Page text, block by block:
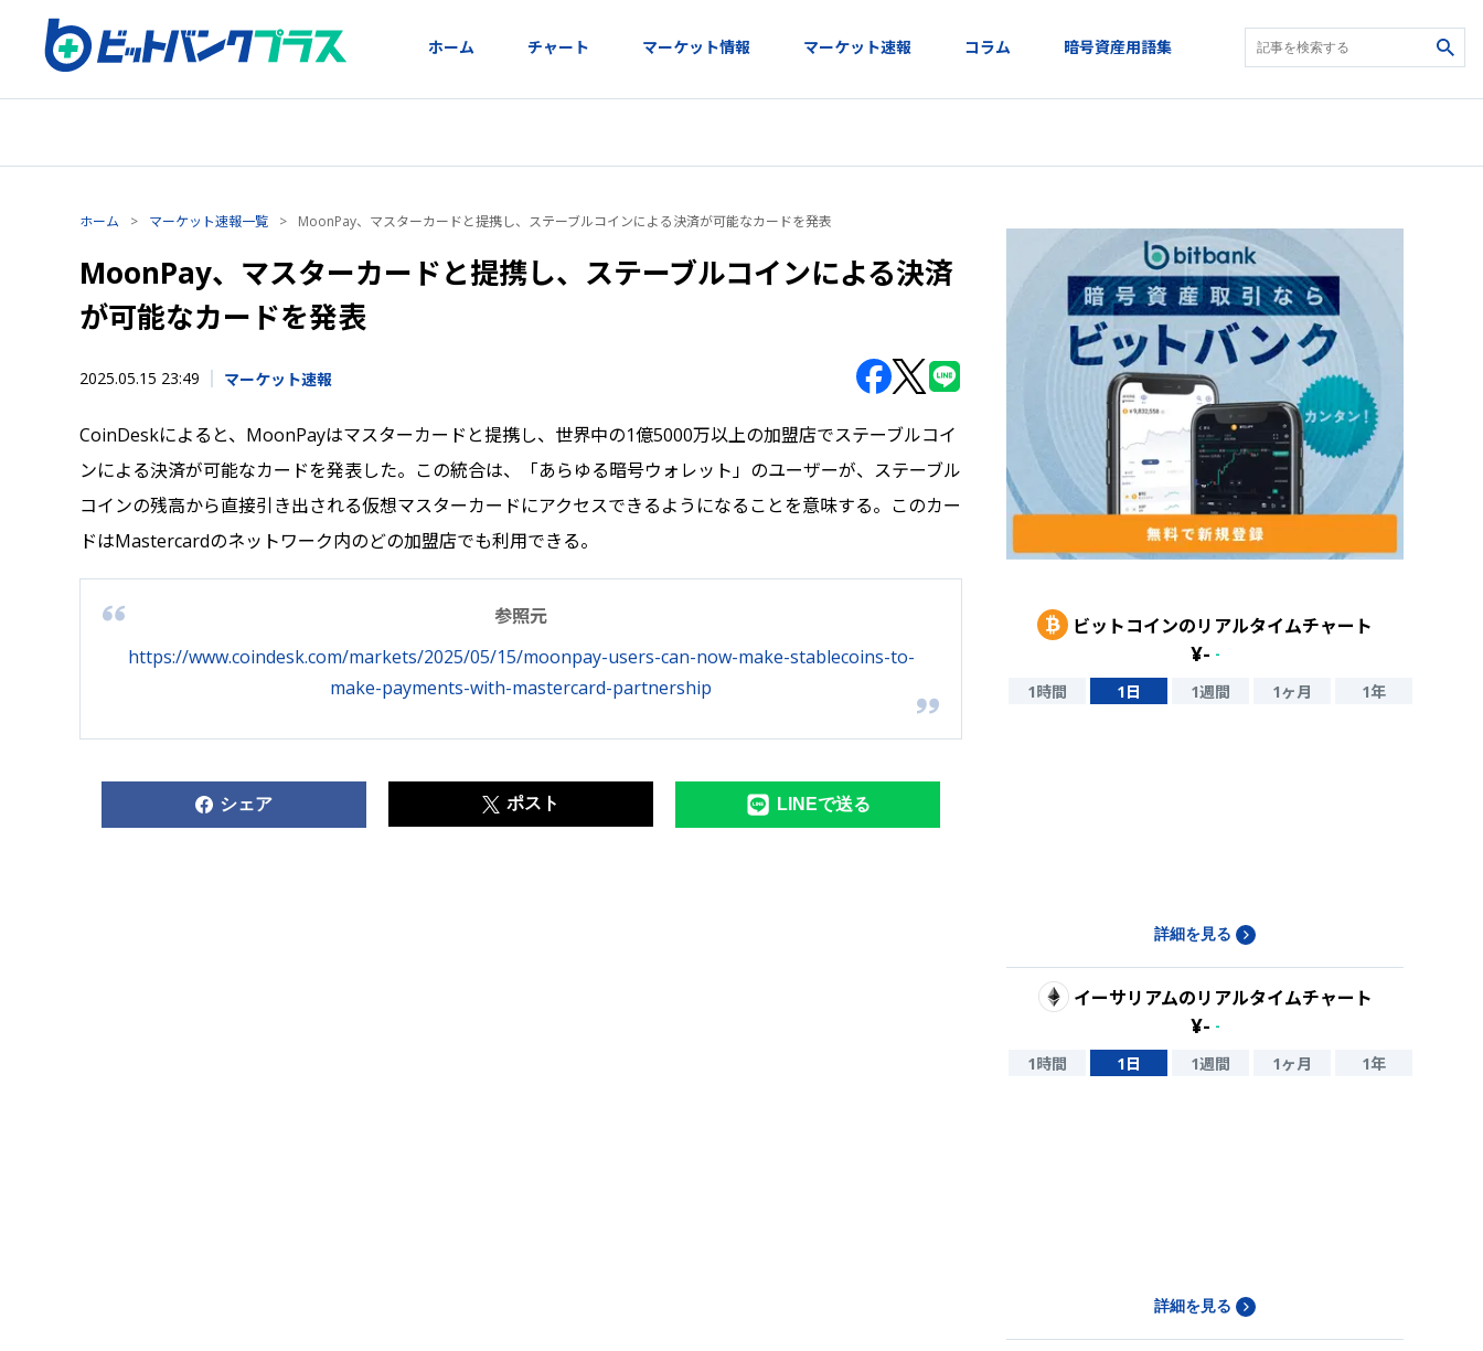
ホーム チャート マーケット情報 マーケット速報 コラム 暗号資産用語集
ホーム > マーケット速報一覧 > MoonPay、マスターカードと提携し、ステーブルコインによる決済が可能なカードを発表
MoonPay、マスターカードと提携し、ステーブルコインによる決済
が可能なカードを発表
2025.05.15 23:49 マーケット速報
CoinDeskによると、MoonPayはマスターカードと提携し、世界中の1億5000万以上の加盟店でステーブルコイ
ンによる決済が可能なカードを発表した。この統合は、「あらゆる暗号ウォレット」のユーザーが、ステーブル
コインの残高から直接引き出される仮想マスターカードにアクセスできるようになることを意味する。このカー
ドはMastercardのネットワーク内のどの加盟店でも利用できる。
参照元
https://www.coindesk.com/markets/2025/05/15/moonpay-users-can-now-make-stablecoins-to-
make-payments-with-mastercard-partnership
シェア ポスト LINEで送る
ビットコインのリアルタイムチャート
¥- -
1時間 1日 1週間 1ヶ月 1年
詳細を見る
イーサリアムのリアルタイムチャート
¥- -
1時間 1日 1週間 1ヶ月 1年
詳細を見る